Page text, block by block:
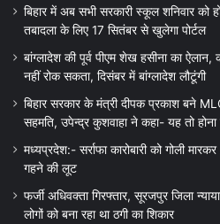
बिहार में अब सभी सरकारी स्कूल शनिवार को
तबादला के लिए 17 सितंबर से खुलेगा पोर्टल
बांग्लादेश की पूर्व पीएम शेख हसीना का ऐलान,
नहीं रोक सकता, दिसंबर में बांग्लादेश लौटूंगी
बिहार सरकार के मंत्री दीपक प्रकाश बने
सहमति, उपेन्द्र कुशवाहा ने कहा- यह तो होना
मध्यप्रदेश:- सर्राफा कारोबारी को गोली
गहने की लूट
फर्जी अधिवक्ता गिरफ्तार, सूरजपुर जिला
लोगों को बना रहा था ठगी का शिकार